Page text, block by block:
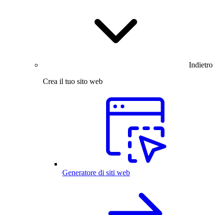
Indietro
Crea il tuo sito web
Generatore di siti web